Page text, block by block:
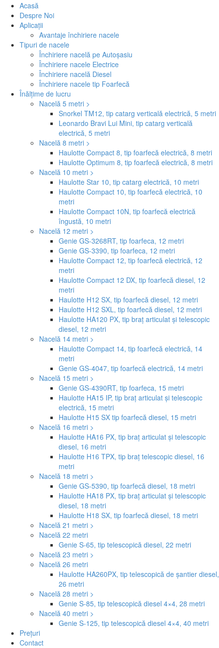
Acasă
Despre Noi
Aplicații
Avantaje închiriere nacele
Tipuri de nacele
Închiriere nacelă pe Autoșasiu
Închiriere nacele Electrice
Închiriere nacelă Diesel
Închiriere nacele tip Foarfecă
Înălțime de lucru
Nacelă 5 metri >
Snorkel TM12, tip catarg verticală electrică, 5 metri
Leonardo Bravi Lui Mini, tip catarg verticală
electrică, 5 metri
Nacelă 8 metri >
Haulotte Compact 8, tip foarfecă electrică, 8 metri
Haulotte Optimum 8, tip foarfecă electrică, 8 metri
Nacelă 10 metri >
Haulotte Star 10, tip catarg electrică, 10 metri
Haulotte Compact 10, tip foarfecă electrică, 10
metri
Haulotte Compact 10N, tip foarfecă electrică
îngustă, 10 metri
Nacelă 12 metri >
Genie GS-3268RT, tip foarfeca, 12 metri
Genie GS-3390, tip foarfeca, 12 metri
Haulotte Compact 12, tip foarfecă electrică, 12
metri
Haulotte Compact 12 DX, tip foarfecă diesel, 12
metri
Haulotte H12 SX, tip foarfecă diesel, 12 metri
Haulotte H12 SXL, tip foarfecă diesel, 12 metri
Haulotte HA120 PX, tip braț articulat și telescopic
diesel, 12 metri
Nacelă 14 metri >
Haulotte Compact 14, tip foarfecă electrică, 14
metri
Genie GS-4047, tip foarfecă electrică, 14 metri
Nacelă 15 metri >
Genie GS-4390RT, tip foarfeca, 15 metri
Haulotte HA15 IP, tip braț articulat și telescopic
electrică, 15 metri
Haulotte H15 SX tip foarfecă diesel, 15 metri
Nacelă 16 metri >
Haulotte HA16 PX, tip braț articulat și telescopic
diesel, 16 metri
Haulotte H16 TPX, tip braț telescopic diesel, 16
metri
Nacelă 18 metri >
Genie GS-5390, tip foarfecă diesel, 18 metri
Haulotte HA18 PX, tip braț articulat și telescopic
diesel, 18 metri
Haulotte H18 SX, tip foarfecă diesel, 18 metri
Nacelă 21 metri >
Nacelă 22 metri
Genie S-65, tip telescopică diesel, 22 metri
Nacelă 23 metri >
Nacelă 26 metri
Haulotte HA260PX, tip telescopică de șantier diesel,
26 metri
Nacelă 28 metri >
Genie S-85, tip telescopică diesel 4×4, 28 metri
Nacelă 40 metri >
Genie S-125, tip telescopică diesel 4×4, 40 metri
Prețuri
Contact